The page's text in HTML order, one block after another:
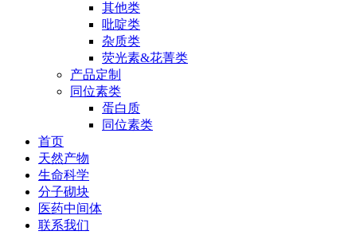
其他类
吡啶类
杂质类
荧光素&花菁类
产品定制
同位素类
蛋白质
同位素类
首页
天然产物
生命科学
分子砌块
医药中间体
联系我们